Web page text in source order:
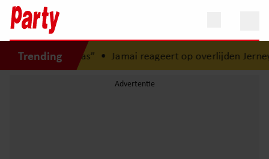
Trending
morele kompas”•Jamai reageert op overlijden Jerney